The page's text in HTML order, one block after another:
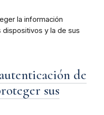
la información
dispositivos y la de sus
de
sus